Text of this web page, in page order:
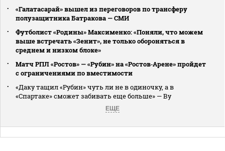
«Галатасарай» вышел из переговоров по трансферу
полузащитника Батракова — СМИ
Футболист «Родины» Максименко: «Поняли, что можем
выше встречать «Зенит», не только обороняться в
среднем и низком блоке»
Матч РПЛ «Ростов» — «Рубин» на «Ростов‑Арене» пройдет
с ограничениями по вместимости
«Даку тащил «Рубин» чуть ли не в одиночку, а в
«Спартаке» сможет забивать еще больше» — Ву
ЕЩЕ